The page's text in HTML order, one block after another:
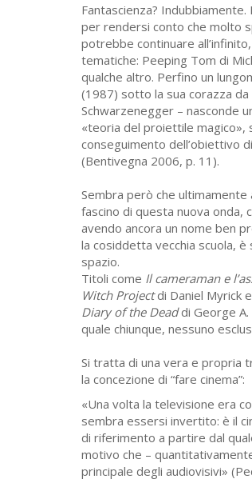
Fantascienza?
per rendersi conto che molto
potrebbe continuare
tematiche: Peeping Tom di
qualche altro. Perfino un
(1987) sotto la sua corazza da
Schwarzenegger – nasconde
«teoria del proiettile magico»,
conseguimento dell’obiettivo
(Bentivegna 2006, p. 11).
Sembra però che
fascino di questa nuova onda,
avendo ancora un nome ben
la cosiddetta vecchia scuola,
spazio.
Titoli come Il cameraman e
Witch Projectdi Daniel Myrick
Diary of the Deaddi George
quale chiunque, nessuno
Si tratta di una vera e propria
la concezione di “fare cinema”:
«Una volta la televisione era
sembra essersi invertito: è il
di riferimento a partire dal
motivo che –
principale degli audiovisivi»